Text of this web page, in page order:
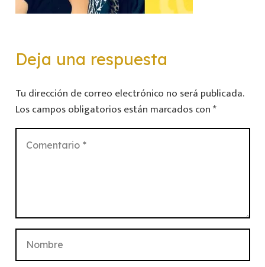
Deja una respuesta
Tu dirección de correo electrónico no será publicada.
Los campos obligatorios están marcados con*